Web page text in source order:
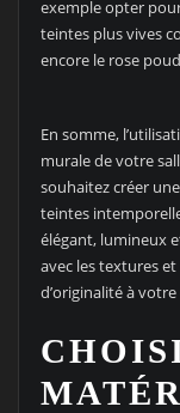
exemple opter
teintes plus vives
encore le rose
En somme,
murale de votre
souhaitez créer
teintes
élégant, lumineux
avec les textures
d’originalité à